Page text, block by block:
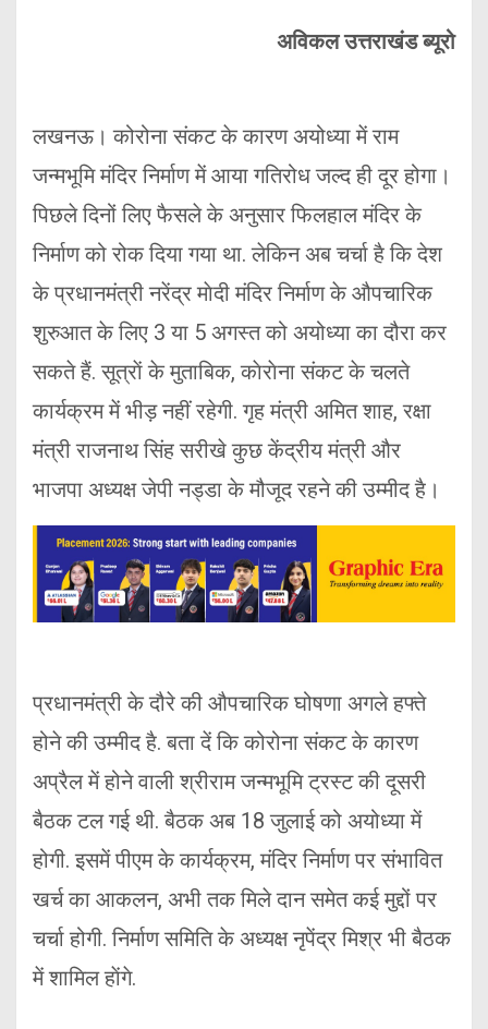
अविकल उत्तराखंड ब्यूरो
लखनऊ। कोरोना संकट के कारण अयोध्या में राम
जन्मभूमि मंदिर निर्माण में आया गतिरोध जल्द ही दूर होगा।
पिछले दिनों लिए फैसले के अनुसार फिलहाल मंदिर के
निर्माण को रोक दिया गया था. लेकिन अब चर्चा है कि देश
के प्रधानमंत्री नरेंद्र माेदी मंदिर निर्माण के औपचारिक
शुरुआत के लिए 3 या 5 अगस्त को अयोध्या का दौरा कर
सकते हैं. सूत्राें के मुताबिक, काेराेना संकट के चलते
कार्यक्रम में भीड़ नहीं रहेगी. गृह मंत्री अमित शाह, रक्षा
मंत्री राजनाथ सिंह सरीखे कुछ केंद्रीय मंत्री और
भाजपा अध्यक्ष जेपी नड्डा के मौजूद रहने की उम्मीद है।
प्रधानमंत्री के दौरे की औपचारिक घोषणा अगले हफ्ते
होने की उम्मीद है. बता दें कि कोरोना संकट के कारण
अप्रैल में होने वाली श्रीराम जन्मभूमि ट्रस्ट की दूसरी
बैठक टल गई थी. बैठक अब 18 जुलाई को अयोध्या में
होगी. इसमें पीएम के कार्यक्रम, मंदिर निर्माण पर संभावित
खर्च का आकलन, अभी तक मिले दान समेत कई मुद्दों पर
चर्चा होगी. निर्माण समिति के अध्यक्ष नृपेंद्र मिश्र भी बैठक
में शामिल हाेंगे.